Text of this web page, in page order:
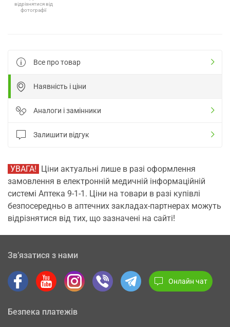
відрізнятися від
фотографії
Все про товар
Наявність і ціни
Аналоги і замінники
Залишити відгук
УВАГА! Ціни актуальні лише в разі оформлення
замовлення в електронній медичній інформаційній
системі Аптека 9-1-1. Ціни на товари в разі купівлі
безпосередньо в аптечних закладах-партнерах можуть
відрізнятися від тих, що зазначені на сайті!
Зв’язатися з нами
Онлайн чат
Безпека платежів